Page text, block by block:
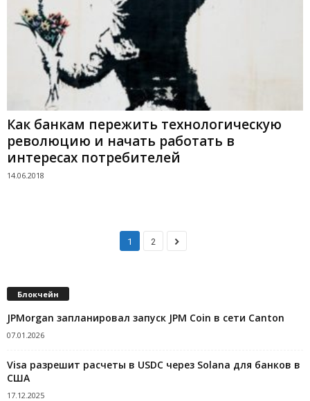
Как банкам пережить технологическую
революцию и начать работать в
интересах потребителей
14.06.2018
1 2
Блокчейн
JPMorgan запланировал запуск JPM Coin в сети Canton
07.01.2026
Visa разрешит расчеты в USDC через Solana для банков в
США
17.12.2025